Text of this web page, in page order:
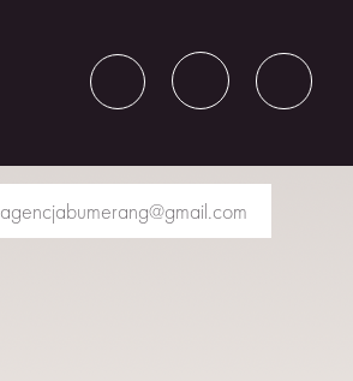
agencjabumerang@gmail.com